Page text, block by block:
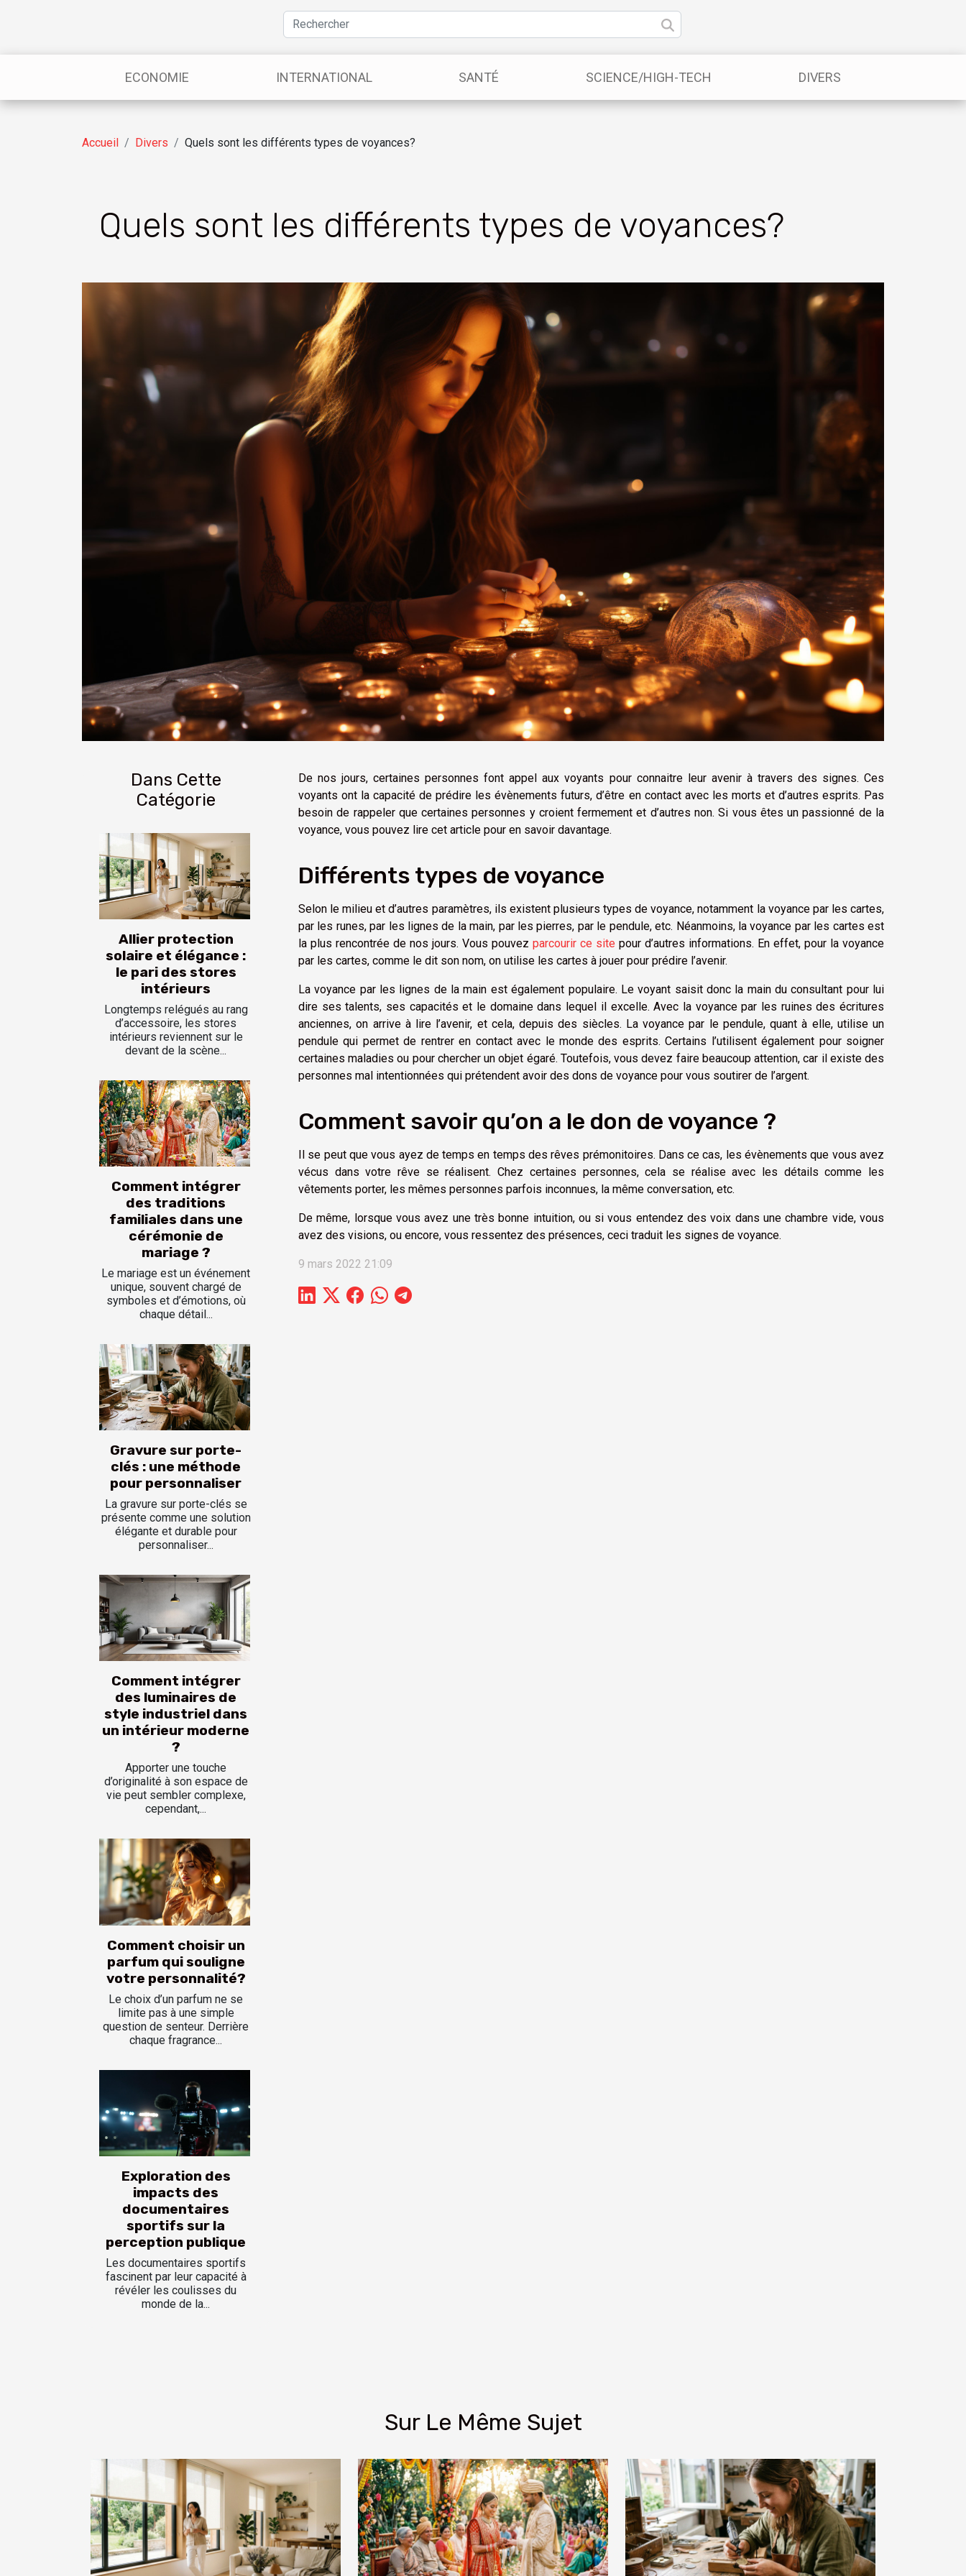
ECONOMIE INTERNATIONAL SANTÉ SCIENCE/HIGH-TECH DIVERS
Accueil Divers Quels sont les différents types de voyances?
Quels sont les différents types de voyances?
Dans Cette
Catégorie
Allier protection
solaire et élégance :
le pari des stores
intérieurs
Longtemps relégués au rang
d’accessoire, les stores
intérieurs reviennent sur le
devant de la scène...
Comment intégrer
des traditions
familiales dans une
cérémonie de
mariage ?
Le mariage est un événement
unique, souvent chargé de
symboles et d’émotions, où
chaque détail...
Gravure sur porte-
clés : une méthode
pour personnaliser
La gravure sur porte-clés se
présente comme une solution
élégante et durable pour
personnaliser...
Comment intégrer
des luminaires de
style industriel dans
un intérieur moderne
?
Apporter une touche
d’originalité à son espace de
vie peut sembler complexe,
cependant,...
Comment choisir un
parfum qui souligne
votre personnalité?
Le choix d’un parfum ne se
limite pas à une simple
question de senteur. Derrière
chaque fragrance...
Exploration des
impacts des
documentaires
sportifs sur la
perception publique
Les documentaires sportifs
fascinent par leur capacité à
révéler les coulisses du
monde de la...
De nos jours, certaines personnes font appel aux voyants pour connaitre leur avenir à travers des signes. Ces
voyants ont la capacité de prédire les évènements futurs, d’être en contact avec les morts et d’autres esprits. Pas
besoin de rappeler que certaines personnes y croient fermement et d’autres non. Si vous êtes un passionné de la
voyance, vous pouvez lire cet article pour en savoir davantage.
Différents types de voyance
Selon le milieu et d’autres paramètres, ils existent plusieurs types de voyance, notamment la voyance par les cartes,
par les runes, par les lignes de la main, par les pierres, par le pendule, etc. Néanmoins, la voyance par les cartes est
la plus rencontrée de nos jours. Vous pouvez parcourir ce site pour d’autres informations. En effet, pour la voyance
par les cartes, comme le dit son nom, on utilise les cartes à jouer pour prédire l’avenir.
La voyance par les lignes de la main est également populaire. Le voyant saisit donc la main du consultant pour lui
dire ses talents, ses capacités et le domaine dans lequel il excelle. Avec la voyance par les ruines des écritures
anciennes, on arrive à lire l’avenir, et cela, depuis des siècles. La voyance par le pendule, quant à elle, utilise un
pendule qui permet de rentrer en contact avec le monde des esprits. Certains l’utilisent également pour soigner
certaines maladies ou pour chercher un objet égaré. Toutefois, vous devez faire beaucoup attention, car il existe des
personnes mal intentionnées qui prétendent avoir des dons de voyance pour vous soutirer de l’argent.
Comment savoir qu’on a le don de voyance ?
Il se peut que vous ayez de temps en temps des rêves prémonitoires. Dans ce cas, les évènements que vous avez
vécus dans votre rêve se réalisent. Chez certaines personnes, cela se réalise avec les détails comme les
vêtements porter, les mêmes personnes parfois inconnues, la même conversation, etc.
De même, lorsque vous avez une très bonne intuition, ou si vous entendez des voix dans une chambre vide, vous
avez des visions, ou encore, vous ressentez des présences, ceci traduit les signes de voyance.
9 mars 2022 21:09
Sur Le Même Sujet